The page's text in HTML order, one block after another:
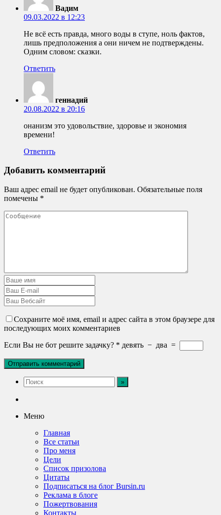
Вадим
09.03.2022 в 12:23
Не всё есть правда, много воды в ступе, ноль фактов,
лишь предположения а они ничем не подтверждены.
Одним словом: сказки.
Ответить
геннадий
20.08.2022 в 20:16
онанизм это удовольствие, здоровье и экономия
времени!
Ответить
Добавить комментарий
Ваш адрес email не будет опубликован. Обязательные поля
помечены *
Сохраните моё имя, email и адрес сайта в этом браузере для
последующих моих комментариев
Если Вы не бот решите задачку? * девять − два =
Меню
Главная
Все статьи
Про меня
Цели
Список призолова
Цитаты
Подписаться на блог Bursin.ru
Реклама в блоге
Пожертвования
Контакты